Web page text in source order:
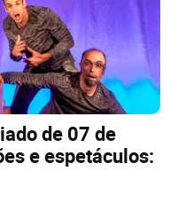
de 07 de
e espetáculos: